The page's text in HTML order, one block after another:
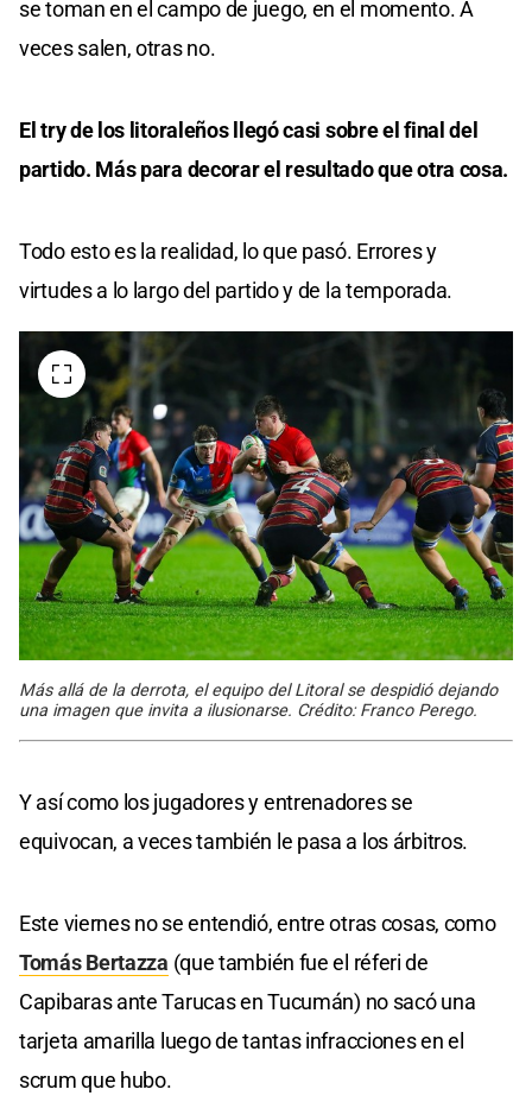
se toman en el campo de juego, en el momento. A
veces salen, otras no.
El try de los litoraleños llegó casi sobre el final del
partido. Más para decorar el resultado que otra cosa.
Todo esto es la realidad, lo que pasó. Errores y
virtudes a lo largo del partido y de la temporada.
Más allá de la derrota, el equipo del Litoral se despidió dejando
una imagen que invita a ilusionarse. Crédito: Franco Perego.
Y así como los jugadores y entrenadores se
equivocan, a veces también le pasa a los árbitros.
Este viernes no se entendió, entre otras cosas, como
Tomás Bertazza (que también fue el réferi de
Capibaras ante Tarucas en Tucumán) no sacó una
tarjeta amarilla luego de tantas infracciones en el
scrum que hubo.